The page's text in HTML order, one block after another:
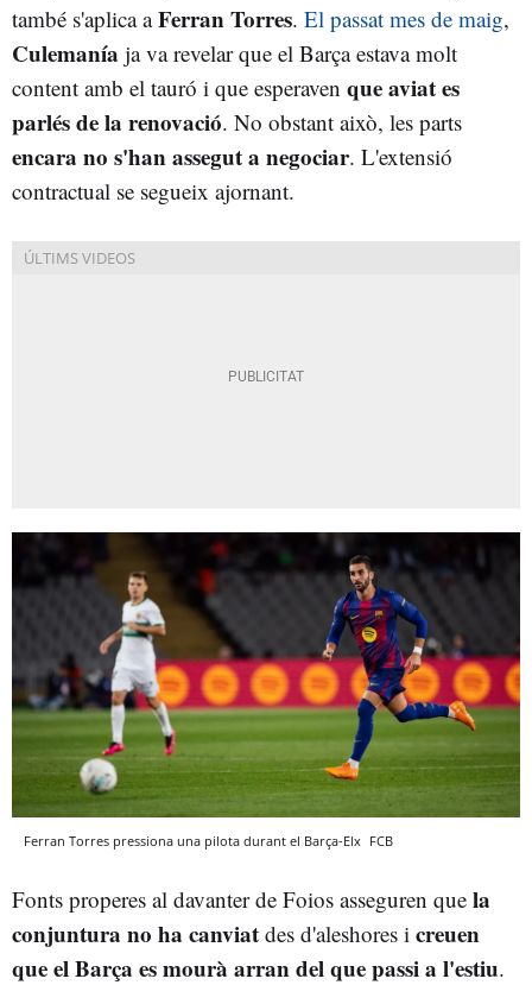
també s'aplica aFerran Torres. El passat mes de maig,
Culemanía ja va revelar que el Barça estava molt
content amb el tauró i que esperaven que aviat es
parlés de la renovació. No obstant això, les parts
encara no s'han assegut a negociar. L'extensió
contractual se segueix ajornant.
Ferran Torres pressiona una pilota durant el Barça-Elx FCB
Fonts properes al davanter de Foios asseguren que la
conjuntura no ha canviat des d'aleshores i creuen
que el Barça es mourà arran del que passi a l'estiu.